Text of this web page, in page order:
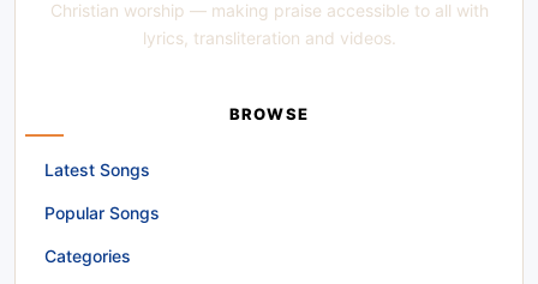
Christian worship — making praise accessible to all with
lyrics, transliteration and videos.
BROWSE
Latest Songs
Popular Songs
Categories